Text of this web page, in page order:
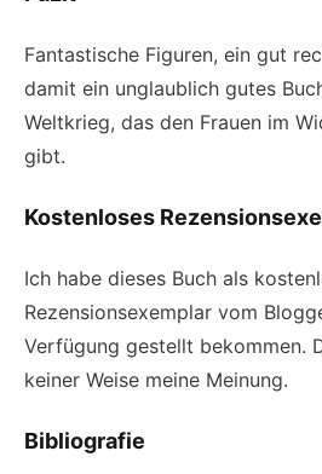
Fantastische Figuren, ein gut
damit ein unglaublich gutes
Weltkrieg, das den Frauen im
gibt.
Kostenloses
Ich habe dieses Buch als
Rezensionsexemplar vom
Verfügung gestellt bekommen.
keiner Weise meine Meinung.
Bibliografie